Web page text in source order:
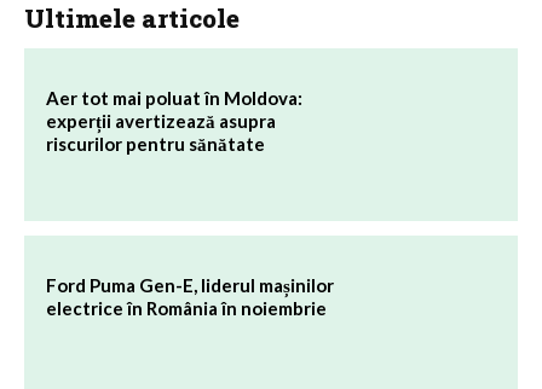
Ultimele articole
Aer tot mai poluat în Moldova:
experții avertizează asupra
riscurilor pentru sănătate
Ford Puma Gen-E, liderul mașinilor
electrice în România în noiembrie